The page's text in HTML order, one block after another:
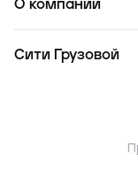
О компании
Сити Грузовой